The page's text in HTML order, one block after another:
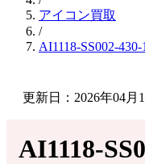
アイコン買取
/
AI1118-SS002-
更新日：2026年04月
AI1118-